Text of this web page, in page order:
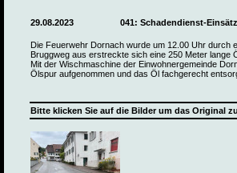
29.08.2023 041: Schadendienst-
Die Feuerwehr Dornach wurde um 12.00 Uhr durch
Bruggweg aus erstreckte sich eine 250 Meter
Mit der Wischmaschine der Einwohnergemeinde
Ölspur aufgenommen und das Öl fachgerecht
Bitte klicken Sie auf die Bilder um das Original